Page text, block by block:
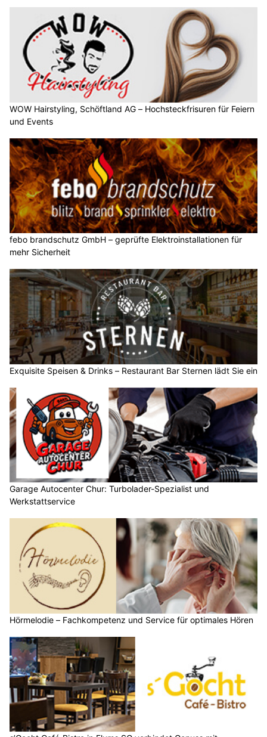
WOW Hairstyling, Schöftland AG – Hochsteckfrisuren für Feiern
und Events
febo brandschutz GmbH – geprüfte Elektroinstallationen für
mehr Sicherheit
Exquisite Speisen & Drinks – Restaurant Bar Sternen lädt Sie ein
Garage Autocenter Chur: Turbolader-Spezialist und
Werkstattservice
Hörmelodie – Fachkompetenz und Service für optimales Hören